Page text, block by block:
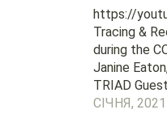
https://
Tracing &
during the
Janine
TRIAD
СІЧНЯ, 2021